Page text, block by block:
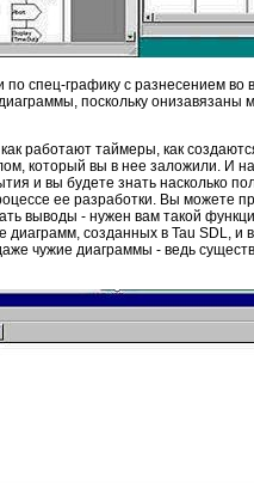
спец-графику с разнесением
поскольку
работают таймеры, как
который вы в нее заложили. И
и вы будете знать
ее разработки. Вы можете
выводы - нужен вам такой
созданных в Tau SDL,
чужие диаграммы - ведь